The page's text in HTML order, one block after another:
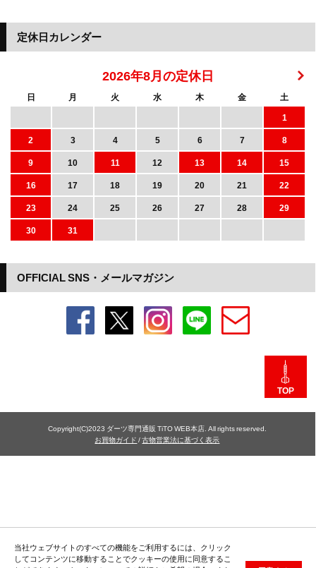
当社ウェブサイトのすべての機能をご利用するには、クリック
してコンテンツに移動することでクッキーの使用に同意するこ
OFFICIAL SNS・メールマガジン
定休日カレンダー
2026年8月の定休日
日 月 火 水 木 金
土
1
2
3 4 5 6 7
8
9
10 11 12 13 14
15
16
17 18 19 20 21
22
23
24 25 26 27 28
29
30
31
TOP
Copyright(C)2023 ダーツ専門通販 TiTO WEB本店. All rights reserved.
お買物ガイド /古物営業法に基づく表示